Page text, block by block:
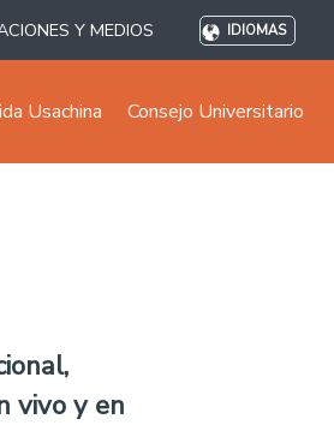
Y MEDIOS IDIOMAS
Usachina Consejo Universitario
vivo y en